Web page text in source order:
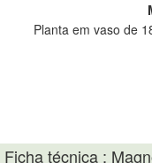
Planta em vaso de
Ficha técnica :